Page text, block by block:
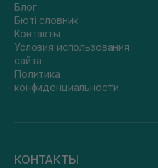
Блог
Бюті словник
Контакты
Условия использования
сайта
Политика
конфиденциальности
КОНТАКТЫ